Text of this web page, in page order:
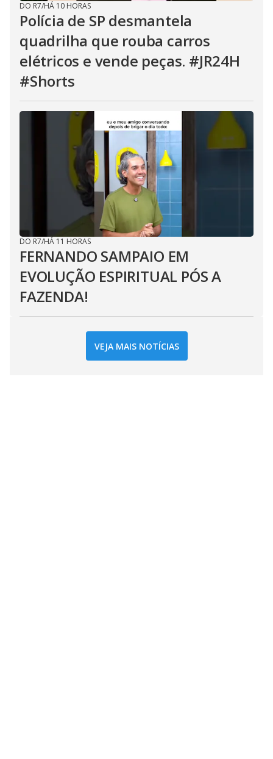
DO R7/HÁ 10 HORAS
Polícia de SP desmantela
quadrilha que rouba carros
elétricos e vende peças. #JR24H
#Shorts
DO R7/HÁ 11 HORAS
FERNANDO SAMPAIO EM
EVOLUÇÃO ESPIRITUAL PÓS A
FAZENDA!
VEJA MAIS NOTÍCIAS